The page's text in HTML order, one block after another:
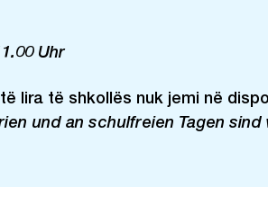
Uhr
lira të shkollës nuk jemi në
und an schulfreien Tagen sind